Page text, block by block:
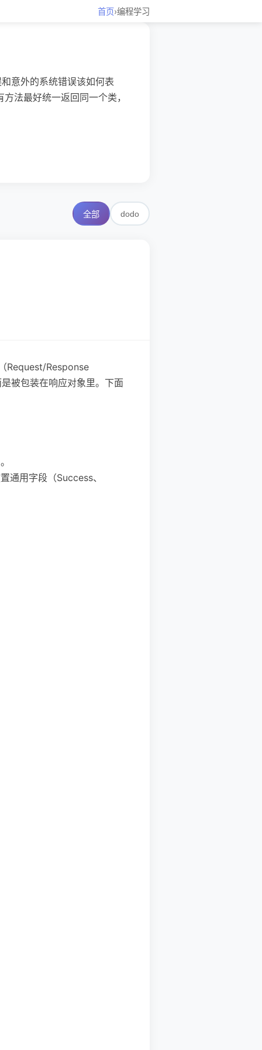
首页›编程学习
意外的系统错误该如何表
法最好统一返回同一个类，
全部 dodo
Request/Response
被包装在响应对象里。下面
通用字段（Success、